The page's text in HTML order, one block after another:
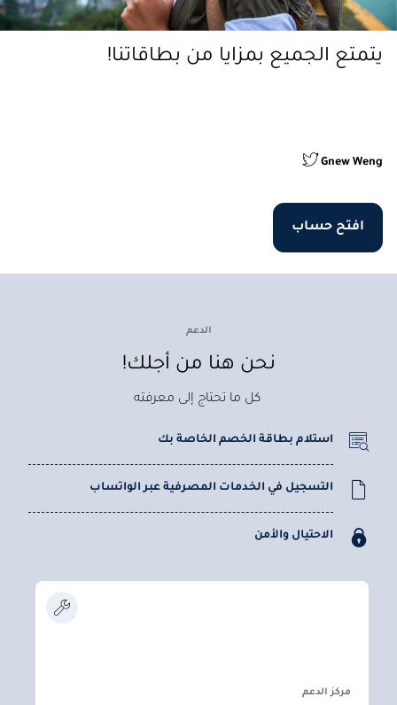
يتمتع الجميع بمزايا من بطاقاتنا!
Gnew Weng
افتح حساب
الدعم
نحن هنا من أجلك!
كل ما تحتاج إلى معرفته
استلام بطاقة الخصم الخاصة بك
التسجيل في الخدمات المصرفية عبر الواتساب
الاحتيال والأمن
مركز الدعم